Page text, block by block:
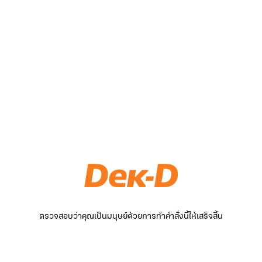
ตรวจสอบว่าคุณเป็นมนุษย์ด้วยการทำคำสั่งนี้ให้เสร็จสิ้น